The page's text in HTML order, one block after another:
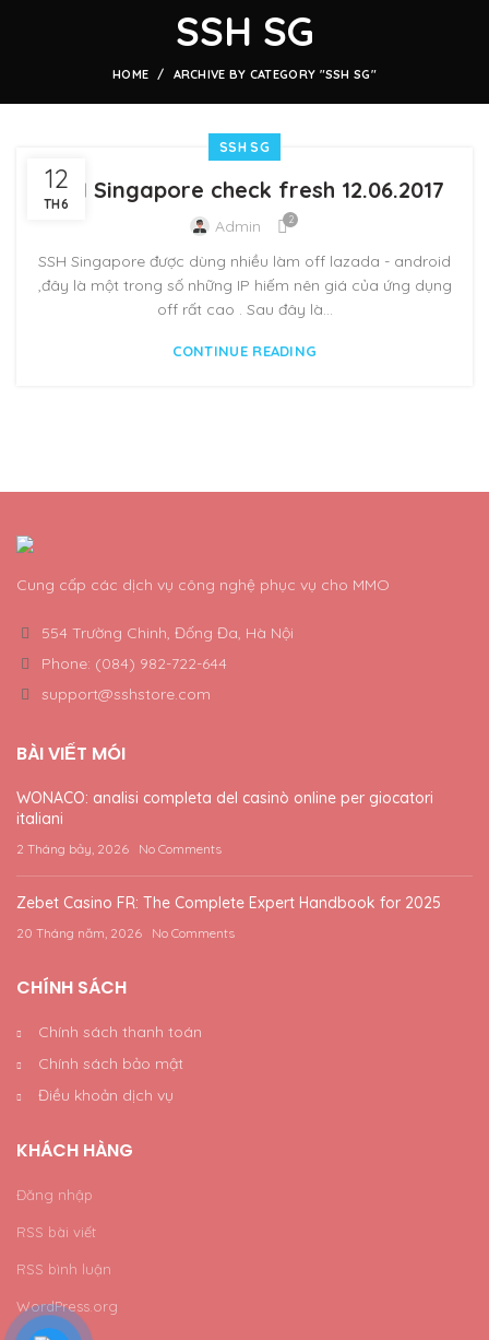
SSH SG
HOME ARCHIVE BY CATEGORY "SSH SG"
12
TH6
SSH SG
SSH Singapore check fresh 12.06.2017
Admin 2
SSH Singapore được dùng nhiều làm off lazada - android
,đây là một trong số những IP hiếm nên giá của ứng dụng
off rất cao . Sau đây là...
CONTINUE READING
Cung cấp các dịch vụ công nghệ phục vụ cho MMO
554 Trường Chinh, Đống Đa, Hà Nội
Phone: (084) 982-722-644
support@sshstore.com
BÀI VIẾT MÓI
WONACO: analisi completa del casinò online per giocatori
italiani
2 Tháng bảy, 2026 No Comments
Zebet Casino FR: The Complete Expert Handbook for 2025
20 Tháng năm, 2026 No Comments
CHÍNH SÁCH
Chính sách thanh toán
Chính sách bảo mật
Điều khoản dịch vụ
KHÁCH HÀNG
Đăng nhập
RSS bài viết
RSS bình luận
WordPress.org